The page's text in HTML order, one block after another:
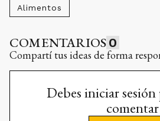
Alimentos
COMENTARIOS 0
Compartí tus ideas de forma
Debes iniciar
comentar